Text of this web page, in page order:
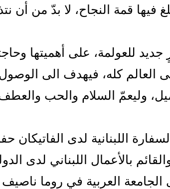
فيها قمة النجاح، لا بدّ من
للعولمة، على أهميتها
كله، فيهدف الى الوصول
وليعمّ السلام والحب
اللبنانية لدى
بالأعمال اللبناني لدى
العربية في روما